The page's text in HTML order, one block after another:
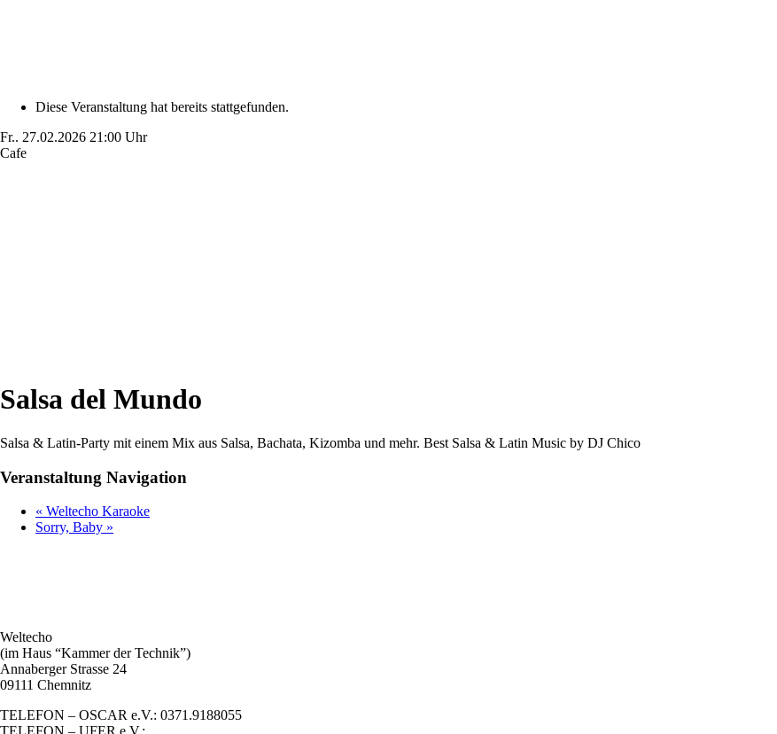
Diese Veranstaltung hat bereits stattgefunden.
Fr.. 27.02.2026 21:00 Uhr
Cafe
Salsa del Mundo
Salsa & Latin-Party mit einem Mix aus Salsa, Bachata, Kizomba und mehr. Best Salsa & Latin Music by DJ Chico
Veranstaltung Navigation
« Weltecho Karaoke
Sorry, Baby »
Weltecho
(im Haus “Kammer der Technik”)
Annaberger Strasse 24
09111 Chemnitz
TELEFON – OSCAR e.V.: 0371.9188055